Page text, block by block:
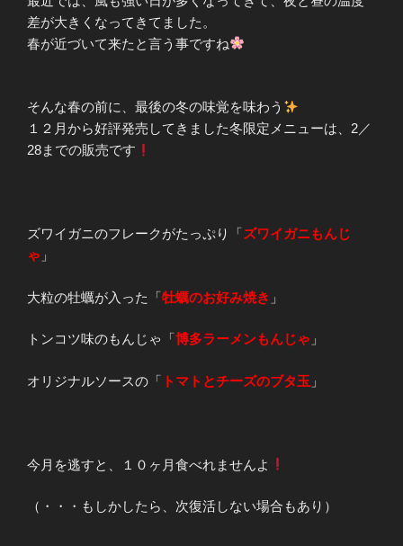
差が大きくなってきてました。
春が近づいて来たと言う事ですね
そんな春の前に、最後の冬の味覚を味わう
１２月から好評発売してきました冬限定メニューは、2／
28までの販売です
ズワイガニのフレークがたっぷり「ズワイガニもんじ
ゃ 」
大粒の牡蠣が入った「牡蠣のお好み焼き 」
トンコツ味のもんじゃ「博多ラーメンもんじゃ 」
オリジナルソースの「 トマトとチーズのブタ玉 」
今月を逃すと、１０ヶ月食べれませんよ
（・・・もしかしたら、次復活しない場合もあり）